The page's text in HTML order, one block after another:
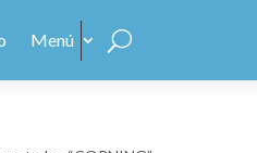
Menú